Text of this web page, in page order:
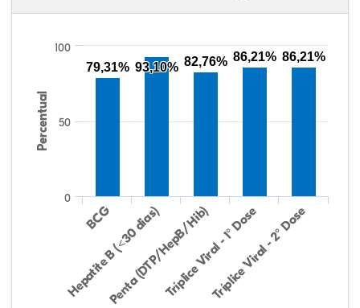
Percentual
BCG
Hepatite B (<30 dias)
Penta (DTP/HepB/Hib)Tríplice Viral - 1° Dose
Tríplice Viral - 2° Dose
0
50
100
79,31% 93,10% 82,76% 86,21% 86,21%